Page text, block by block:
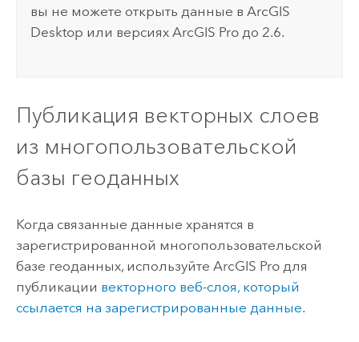
вы не можете открыть данные вArcGIS
Desktop или версияхArcGIS Pro до 2.6.
Публикация векторных слоев
из многопользовательской
базы геоданных
Когда связанные данные хранятся в
зарегистрированной многопользовательской
базе геоданных, используйте ArcGIS Proдля
публикации векторного веб-слоя, который
ссылается на зарегистрированные данные.